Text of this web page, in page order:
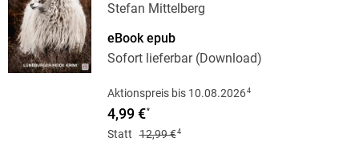
Stefan Mittelberg
eBook epub
Sofort lieferbar (Download)
Aktionspreis bis 10.08.20264
4,99 €*
Statt 12,99 €4